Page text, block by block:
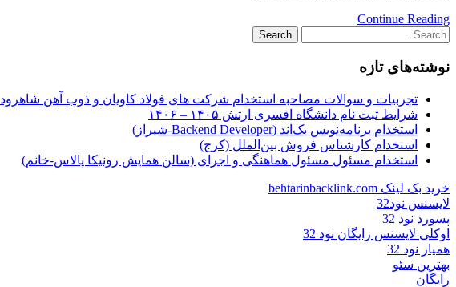
Continue Reading
نوشته‌های تازه
تجربیات و سوالات مصاحبه استخدام شرکت های فولاد کاویان و ذوب آهن شاهرود
شرایط ثبت نام دانشگاه افسری ارتش ۱۴۰۵ – ۱۴۰۶
استخدام برنامه‌نویس بک‌اند (Backend Developer-شیراز)
استخدام کارشناس فروش بین‌الملل (کرج)
استخدام مسئول مسئول هماهنگی و اجرای (سالن همایش رونیکا پالاس-خانم)
خرید بک لینک behtarinbacklink.com
لایسنس نود32
پسورد نود 32
اوکلی لایسنس رایگان نود 32
همیار نود 32
بهترین سئو
رایگان